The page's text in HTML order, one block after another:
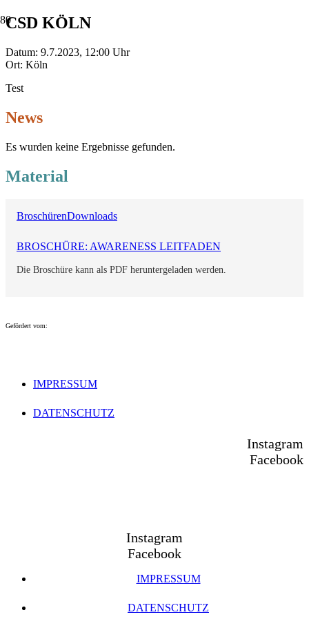
CSD KÖLN
Datum: 9.7.2023, 12:00 Uhr
Ort: Köln
Test
News
Es wurden keine Ergebnisse gefunden.
Material
BroschürenDownloads
BROSCHÜRE: AWARENESS LEITFADEN
Die Broschüre kann als PDF heruntergeladen werden.
Gefördert vom:
IMPRESSUM
DATENSCHUTZ
Instagram
Facebook
Instagram
Facebook
IMPRESSUM
DATENSCHUTZ